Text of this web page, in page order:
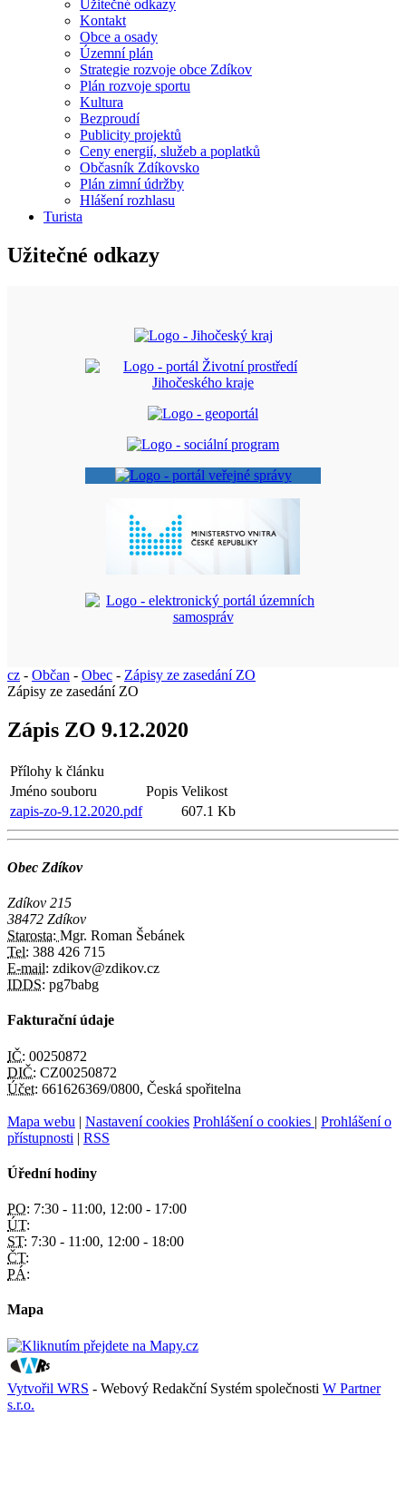
Užitečné odkazy
Kontakt
Obce a osady
Územní plán
Strategie rozvoje obce Zdíkov
Plán rozvoje sportu
Kultura
Bezproudí
Publicity projektů
Ceny energií, služeb a poplatků
Občasník Zdíkovsko
Plán zimní údržby
Hlášení rozhlasu
Turista
Užitečné odkazy
cz - Občan - Obec - Zápisy ze zasedání ZO
Zápisy ze zasedání ZO
Zápis ZO 9.12.2020
Přílohy k článku
Jméno souboru
Popis Velikost
zapis-zo-9.12.2020.pdf
607.1 Kb
Obec Zdíkov
Zdíkov 215
38472 Zdíkov
Starosta: Mgr. Roman Šebánek
Tel: 388 426 715
E-mail: zdikov@zdikov.cz
IDDS: pg7babg
Fakturační údaje
IČ: 00250872
DIČ: CZ00250872
Účet: 661626369/0800, Česká spořitelna
Mapa webu | Nastavení cookies Prohlášení o cookies | Prohlášení o
přístupnosti | RSS
Úřední hodiny
PO: 7:30 - 11:00, 12:00 - 17:00
ÚT:
ST: 7:30 - 11:00, 12:00 - 18:00
ČT:
PÁ:
Mapa
Vytvořil WRS - Webový Redakční Systém společnosti W Partner
s.r.o.